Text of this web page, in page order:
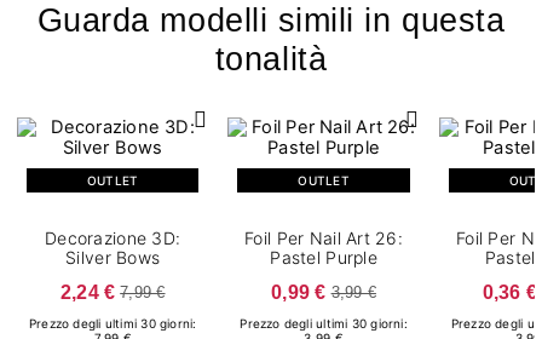
Guarda modelli simili in questa
tonalità
OUTLET
Decorazione 3D:
Silver Bows
2,24 € 7,99 €
Prezzo degli ultimi 30 giorni:
OUTLET
Foil Per Nail Art 26:
Pastel Purple
0,99 € 3,99 €
Prezzo degli ultimi 30 giorni:
Foil Per
Pastel
0,36 €
Prezzo degli